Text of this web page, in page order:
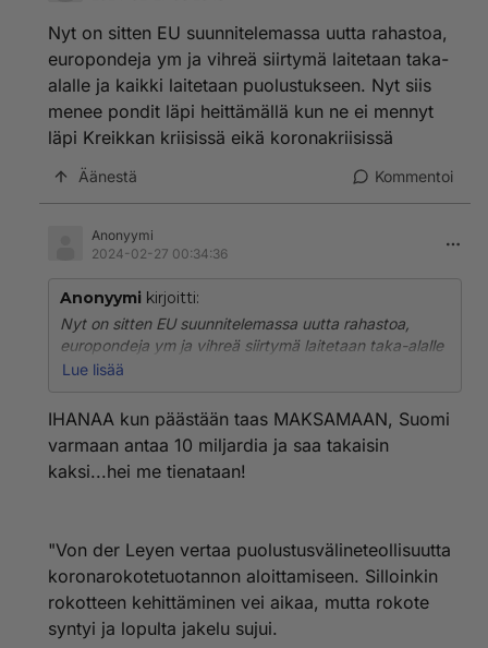
Nyt on sitten EU suunnitelemassa uutta rahastoa,
europondeja ym ja vihreä siirtymä laitetaan taka-
alalle ja kaikki laitetaan puolustukseen. Nyt siis
menee pondit läpi heittämällä kun ne ei mennyt
läpi Kreikkan kriisissä eikä koronakriisissä
Äänestä Kommentoi
Anonyymi
2024-02-27 00:34:36
Anonyymi kirjoitti:
Nyt on sitten EU suunnitelemassa uutta rahastoa,
europondeja ym ja vihreä siirtymä laitetaan taka-alalle
ja kaikki laitetaan puolustukseen. Nyt siis menee
kriisissä eikä koronakriisissä
Lue lisää
IHANAA kun päästään taas MAKSAMAAN, Suomi
varmaan antaa 10 miljardia ja saa takaisin
kaksi...hei me tienataan!
"Von der Leyen vertaa puolustusvälineteollisuutta
koronarokotetuotannon aloittamiseen. Silloinkin
rokotteen kehittäminen vei aikaa, mutta rokote
syntyi ja lopulta jakelu sujui.